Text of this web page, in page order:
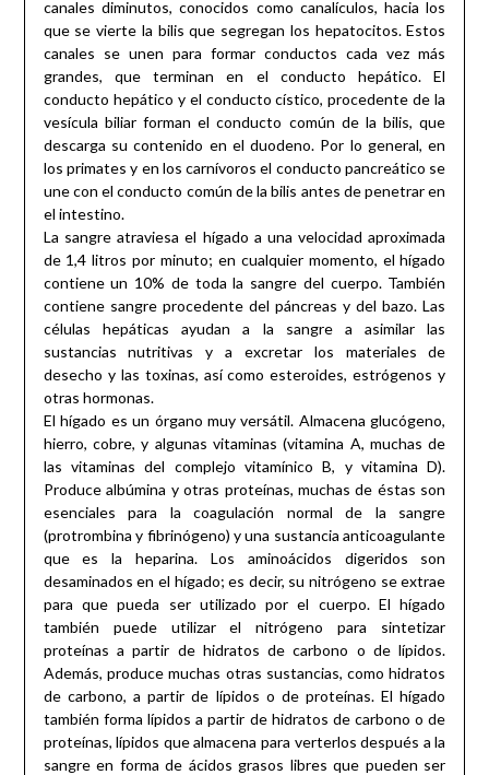
canales diminutos, conocidos como canalículos, hacia los
que se vierte la bilis que segregan los hepatocitos. Estos
canales se unen para formar conductos cada vez más
grandes, que terminan en el conducto hepático. El
conducto hepático y el conducto cístico, procedente de la
vesícula biliar forman el conducto común de la bilis, que
descarga su contenido en el duodeno. Por lo general, en
los primates y en los carnívoros el conducto pancreático se
une con el conducto común de la bilis antes de penetrar en
el intestino.
La sangre atraviesa el hígado a una velocidad aproximada
de 1,4 litros por minuto; en cualquier momento, el hígado
contiene un 10% de toda la sangre del cuerpo. También
contiene sangre procedente del páncreas y del bazo. Las
células hepáticas ayudan a la sangre a asimilar las
sustancias nutritivas y a excretar los materiales de
desecho y las toxinas, así como esteroides, estrógenos y
otras hormonas.
El hígado es un órgano muy versátil. Almacena glucógeno,
hierro, cobre, y algunas vitaminas (vitamina A, muchas de
las vitaminas del complejo vitamínico B, y vitamina D).
Produce albúmina y otras proteínas, muchas de éstas son
esenciales para la coagulación normal de la sangre
(protrombina y fibrinógeno) y una sustancia anticoagulante
que es la heparina. Los aminoácidos digeridos son
desaminados en el hígado; es decir, su nitrógeno se extrae
para que pueda ser utilizado por el cuerpo. El hígado
también puede utilizar el nitrógeno para sintetizar
proteínas a partir de hidratos de carbono o de lípidos.
Además, produce muchas otras sustancias, como hidratos
de carbono, a partir de lípidos o de proteínas. El hígado
también forma lípidos a partir de hidratos de carbono o de
proteínas, lípidos que almacena para verterlos después a la
sangre en forma de ácidos grasos libres que pueden ser